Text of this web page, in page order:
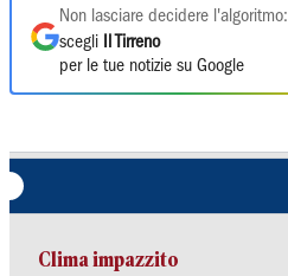
Non lasciare decidere l'algoritmo:
scegli
Il Tirreno
per le tue notizie su Google
Clima impazzito